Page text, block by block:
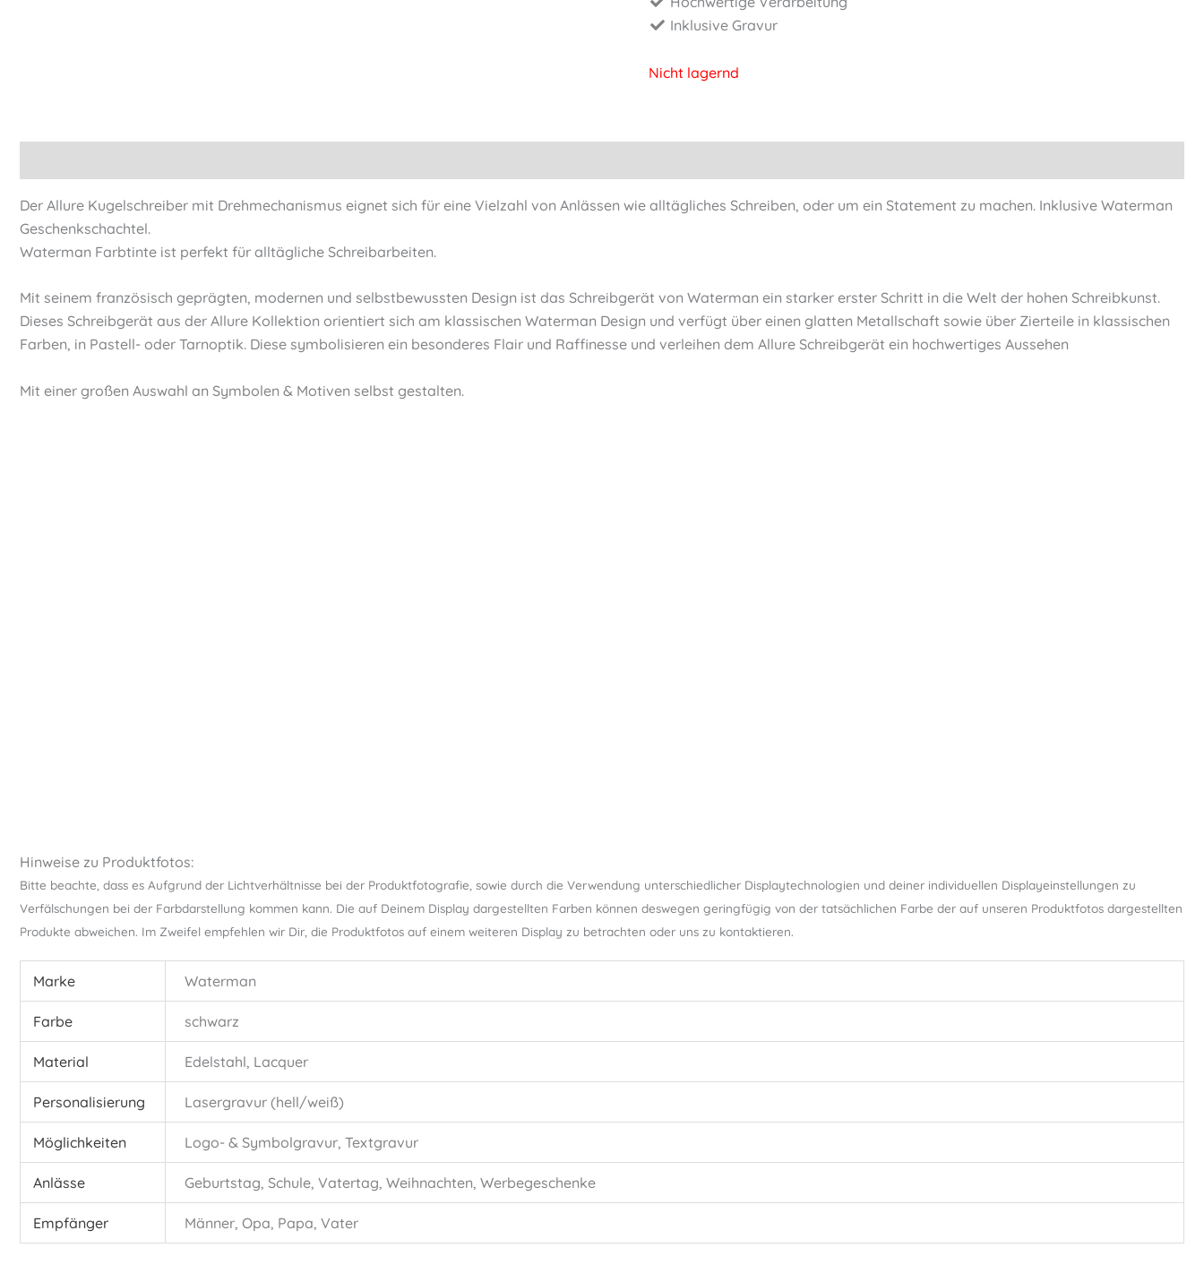
Inklusive Gravur
Nicht lagernd
Der Allure Kugelschreiber mit Drehmechanismus eignet sich für eine Vielzahl von Anlässen wie alltägliches Schreiben, oder um ein Statement zu machen. Inklusive Waterman
Geschenkschachtel.
Waterman Farbtinte ist perfekt für alltägliche Schreibarbeiten.
Mit seinem französisch geprägten, modernen und selbstbewussten Design ist das Schreibgerät von Waterman ein starker erster Schritt in die Welt der hohen Schreibkunst.
Dieses Schreibgerät aus der Allure Kollektion orientiert sich am klassischen Waterman Design und verfügt über einen glatten Metallschaft sowie über Zierteile in klassischen
Farben, in Pastell- oder Tarnoptik. Diese symbolisieren ein besonderes Flair und Raffinesse und verleihen dem Allure Schreibgerät ein hochwertiges Aussehen
Mit einer großen Auswahl an Symbolen & Motiven selbst gestalten.
Hinweise zu Produktfotos:
Bitte beachte, dass es Aufgrund der Lichtverhältnisse bei der Produktfotografie, sowie durch die Verwendung unterschiedlicher Displaytechnologien und deiner individuellen Displayeinstellungen zu
Verfälschungen bei der Farbdarstellung kommen kann. Die auf Deinem Display dargestellten Farben können deswegen geringfügig von der tatsächlichen Farbe der auf unseren Produktfotos dargestellten
Produkte abweichen. Im Zweifel empfehlen wir Dir, die Produktfotos auf einem weiteren Display zu betrachten oder uns zu kontaktieren.
Marke Waterman
Farbe schwarz
Material Edelstahl, Lacquer
Personalisierung Lasergravur (hell/weiß)
Möglichkeiten Logo- & Symbolgravur, Textgravur
Anlässe Geburtstag, Schule, Vatertag, Weihnachten, Werbegeschenke
Empfänger Männer, Opa, Papa, Vater